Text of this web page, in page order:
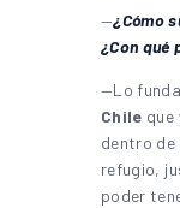
—¿Cómo
¿Con qué
—Lo
Chile
dentro de
refugio,
poder